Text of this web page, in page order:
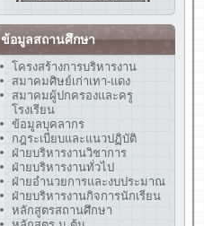
ข้อมูลสถานศึกษา
โครงสร้างการบริหารงาน
สมาคมศิษย์เก่าเทา-แดง
สมาคมผู้ปกครองและครู
โรงเรียน
ข้อมูลบุคลากร
กฎระเบียบและแนวปฏิบัติ
ฝ่ายบริหารงานวิชาการ
ฝ่ายบริหารงานทั่วไป
ฝ่ายอำนวยการและงบประมาณ
ฝ่ายบริหารงานกิจการนักเรียน
หลักสูตรสถานศึกษา